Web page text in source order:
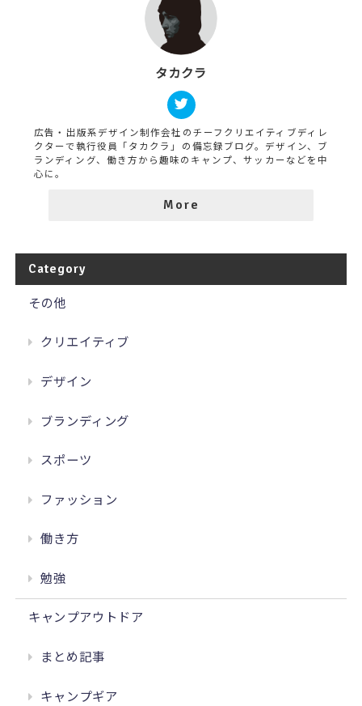
タカクラ
広告・出版系デザイン制作会社のチーフクリエイティブディレ
クターで執行役員「タカクラ」の備忘録ブログ。デザイン、ブ
ランディング、働き方から趣味のキャンプ、サッカーなどを中
心に。
More
Category
その他
クリエイティブ
デザイン
ブランディング
スポーツ
ファッション
働き方
勉強
キャンプアウトドア
まとめ記事
キャンプギア